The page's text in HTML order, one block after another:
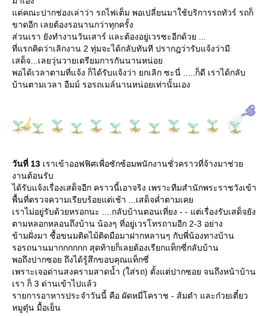
ต่คณะปากช่องเล่าว่า รถไฟเต็ม พอเปลี่ยนมาใช้บริการรถทัวร์ รถก็
ขาดอีก เลยต้องรอนานกว่าทุกครั้ง
ส่วนเรา ยังทำงานวันเสาร์ และต้องอยู่เวรซะอีกด้วย ...
ที่แรกคิดว่าเลิกงาน 2 ทุ่มจะได้กลับทันที ปรากฎว่ารับแจ้งว่ามี
เสด็จ...เลยวุ่นวายเตรียมการกันนานหน่อ
พอได้เวลาตามที่แจ้ง ก็ได้รับแจ้งว่า ยกเลิก ซะนี่ .....ก็ดี เราได้กลับ
บ้านตามเวลา อืมม์ รอรถเมล์นานหน่อยเท่านั้นเอง
วันที่ 13 เราเข้าออฟฟิศเพื่อซักซ้อมพนักงานชั่วคราวที่จ้างมาช่ว
งานต้อนรับ
ได้รับแจ้งเรื่องเสด็จอีก คราวนี้เอาจริง เพราะทีมสำนักพระราชวังเข้า
พื้นที่ตรวจความเรียบร้อยแต่เช้า ...เสด็จค่ำตามเค
เราไม่อยู่รับด้วยหรอกนะ ....กลับบ้านตอนเที่ยง - - แต่เรื่องรับเสด็จยัง
ตามหลอกหลอนถึงบ้าน น้องๆ ที่อยู่เวรโทรถามอีก 2-3 อย่าง
ข้ามฝั่งมา ซื้อขนมติดไม้ติดมือมาฝากหลานๆ กับพี่น้องทางบ้าน
รอรถนานมากกกกกก สุดท้ายก็เลยต้องเรียกแท็กซี่กลับบ้าน
พอถึงปากซอย ถึงได้รู้สึกขอบคุณแท็กซี่
เพราะเจอด่านสงครามสาดน้ำ (ใส่รถ) ตั้งแต่ปากซอย จนถึงหน้าบ้าน
เรา ก็ 3 ด่านเข้าไปแล้ว
รายการอาหารประจำวันนี้ คือ ผัดหมี่โคราช - ส้มตำ และก๋วยเตี๋ยว
หมูตุ๋น มื้อเย็น